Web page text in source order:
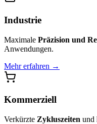
Industrie
Maximale Präzision und
Anwendungen.
Mehr erfahren →
Kommerziell
Verkürzte Zykluszeiten und